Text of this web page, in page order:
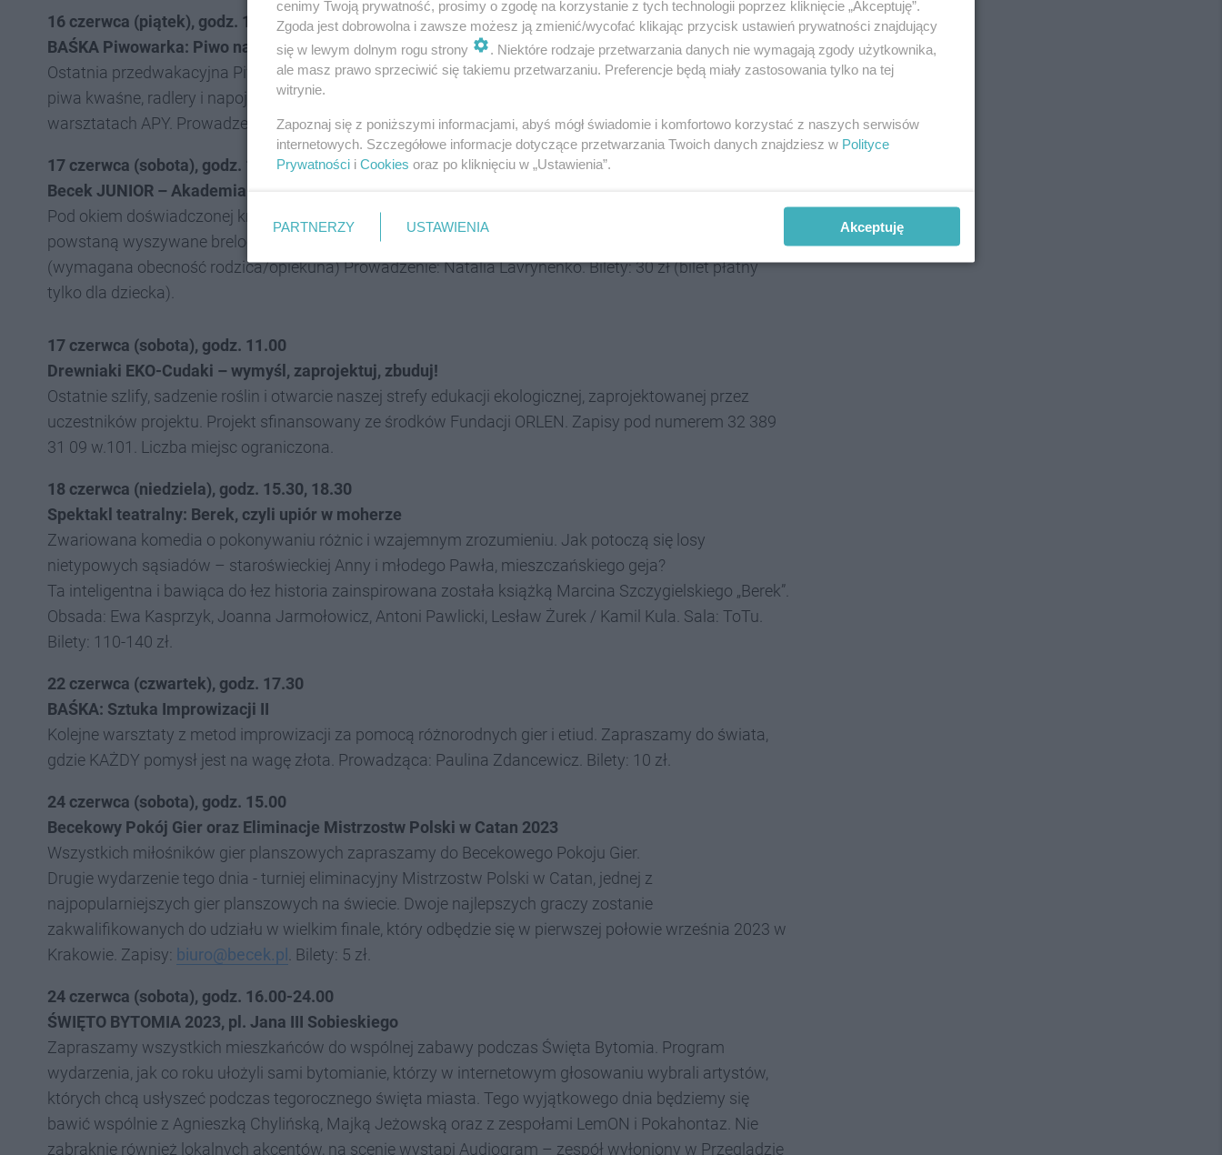
16 czerwca (piątek), godz. 17.00
BAŚKA Piwowarka: Piwo na lato
Ostatnia przedwakacyjna Piwowarka. Na zajęciach poznamy piwne propozycje na lato. Sprawdzimy
piwa kwaśne, radlery i napoje na bazie piwa. Spróbujemy też piwa wspólnie uwarzonego na
warsztatach APY. Prowadzenie: Michał Kaczmarek - dyplomowany piwowar. Bilety: 20 zł.
17 czerwca (sobota), godz. 10.30
Becek JUNIOR – Akademia Małych Krawców
Pod okiem doświadczonej krawcowej, dzieci nauczą się operować igłą i nicią. Ze wspólnej zabawy
powstaną wyszywane breloczki i zawieszki upiększone kolorowymi dodatkami. Wiek: od 8 lat
(wymagana obecność rodzica/opiekuna) Prowadzenie: Natalia Lavrynenko. Bilety: 30 zł (bilet płatny
tylko dla dziecka).
17 czerwca (sobota), godz. 11.00
Drewniaki EKO-Cudaki – wymyśl, zaprojektuj, zbuduj!
Ostatnie szlify, sadzenie roślin i otwarcie naszej strefy edukacji ekologicznej, zaprojektowanej przez
uczestników projektu. Projekt sfinansowany ze środków Fundacji ORLEN. Zapisy pod numerem 32 389
31 09 w.101. Liczba miejsc ograniczona.
18 czerwca (niedziela), godz. 15.30, 18.30
Spektakl teatralny: Berek, czyli upiór w moherze
Zwariowana komedia o pokonywaniu różnic i wzajemnym zrozumieniu. Jak potoczą się losy
nietypowych sąsiadów – staroświeckiej Anny i młodego Pawła, mieszczańskiego geja?
Ta inteligentna i bawiąca do łez historia zainspirowana została książką Marcina Szczygielskiego „Berek”.
Obsada: Ewa Kasprzyk, Joanna Jarmołowicz, Antoni Pawlicki, Lesław Żurek / Kamil Kula. Sala: ToTu.
Bilety: 110-140 zł.
22 czerwca (czwartek), godz. 17.30
BAŚKA: Sztuka Improwizacji II
Kolejne warsztaty z metod improwizacji za pomocą różnorodnych gier i etiud. Zapraszamy do świata,
gdzie KAŻDY pomysł jest na wagę złota. Prowadząca: Paulina Zdancewicz. Bilety: 10 zł.
24 czerwca (sobota), godz. 15.00
Becekowy Pokój Gier oraz Eliminacje Mistrzostw Polski w Catan 2023
Wszystkich miłośników gier planszowych zapraszamy do Becekowego Pokoju Gier.
Drugie wydarzenie tego dnia - turniej eliminacyjny Mistrzostw Polski w Catan, jednej z
najpopularniejszych gier planszowych na świecie. Dwoje najlepszych graczy zostanie
zakwalifikowanych do udziału w wielkim finale, który odbędzie się w pierwszej połowie września 2023 w
Krakowie. Zapisy: biuro@becek.pl . Bilety: 5 zł.
24 czerwca (sobota), godz. 16.00-24.00
ŚWIĘTO BYTOMIA 2023, pl. Jana III Sobieskiego
Zapraszamy wszystkich mieszkańców do wspólnej zabawy podczas Święta Bytomia. Program
wydarzenia, jak co roku ułożyli sami bytomianie, którzy w internetowym głosowaniu wybrali artystów,
których chcą usłyszeć podczas tegorocznego święta miasta. Tego wyjątkowego dnia będziemy się
bawić wspólnie z Agnieszką Chylińską, Majką Jeżowską oraz z zespołami LemON i Pokahontaz. Nie
zabraknie również lokalnych akcentów, na scenie wystąpi Audiogram – zespół wyłoniony w Przeglądzie
cenimy Twoją prywatność, prosimy o zgodę na korzystanie z tych technologii poprzez kliknięcie „Akceptuję”.
Zgoda jest dobrowolna i zawsze możesz ją zmienić/wycofać klikając przycisk ustawień prywatności znajdujący
się w lewym dolnym rogu strony
. Niektóre rodzaje przetwarzania danych nie wymagają zgody użytkownika,
ale masz prawo sprzeciwić się takiemu przetwarzaniu. Preferencje będą miały zastosowania tylko na tej
witrynie.
Zapoznaj się z poniższymi informacjami, abyś mógł świadomie i komfortowo korzystać z naszych serwisów
internetowych. Szczegółowe informacje dotyczące przetwarzania Twoich danych znajdziesz w Polityce
Prywatności i Cookies oraz po kliknięciu w „Ustawienia”.
PARTNERZY USTAWIENIA Akceptuję